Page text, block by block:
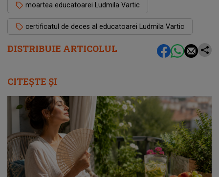
DISTRIBUIE ARTICOLUL
moartea educatoarei Ludmila Vartic
certificatul de deces al educatoarei Ludmila Vartic
CITEȘTE ȘI